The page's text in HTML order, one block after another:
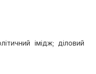
імідж; діловий